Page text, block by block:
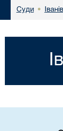
Суди •